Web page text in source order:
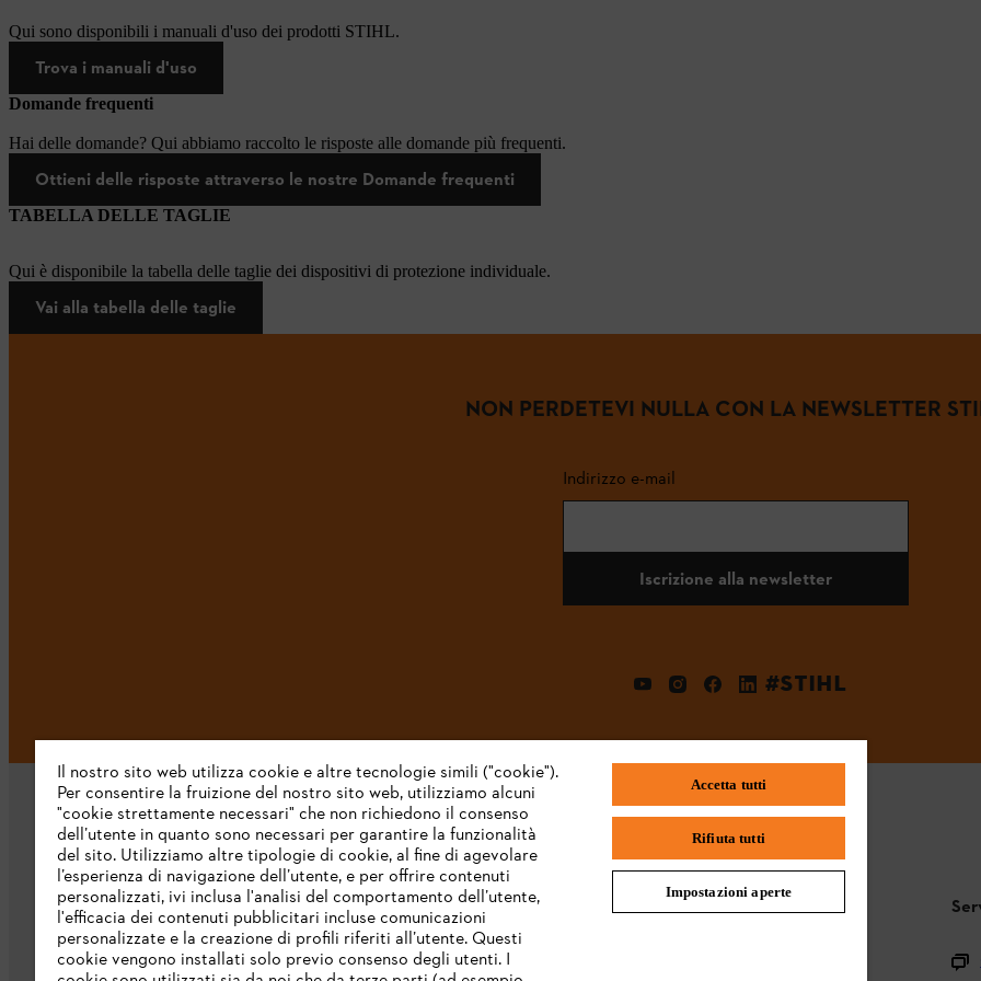
Qui sono disponibili i manuali d'uso dei prodotti STIHL.
Trova i manuali d'uso
Domande frequenti
Hai delle domande? Qui abbiamo raccolto le risposte alle domande più frequenti.
Ottieni delle risposte attraverso le nostre Domande frequenti
TABELLA DELLE TAGLIE
Qui è disponibile la tabella delle taglie dei dispositivi di protezione individuale.
Vai alla tabella delle taglie
NON PERDETEVI NULLA CON LA NEWSLETTER
Indirizzo e-mail
Iscrizione alla newsletter
#STIHL
L’azienda
Chi siamo
STIHL FAQ
Il nostro sito web utilizza cookie e altre tecnologie simili ("cookie").
Per consentire la fruizione del nostro sito web, utilizziamo alcuni
"cookie strettamente necessari" che non richiedono il consenso
dell’utente in quanto sono necessari per garantire la funzionalità
del sito. Utilizziamo altre tipologie di cookie, al fine di agevolare
l’esperienza di navigazione dell’utente, e per offrire contenuti
personalizzati, ivi inclusa l'analisi del comportamento dell’utente,
l'efficacia dei contenuti pubblicitari incluse comunicazioni
personalizzate e la creazione di profili riferiti all’utente. Questi
cookie vengono installati solo previo consenso degli utenti. I
Accetta tutti
Rifiuta tutti
Impostazioni aperte